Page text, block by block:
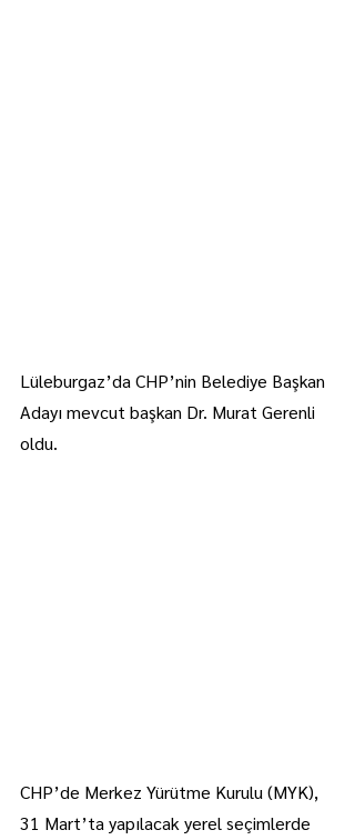
Lüleburgaz’da CHP’nin Belediye Başkan
Adayı mevcut başkan Dr. Murat Gerenli
oldu.
CHP’de Merkez Yürütme Kurulu (MYK),
31 Mart’ta yapılacak yerel seçimlerde